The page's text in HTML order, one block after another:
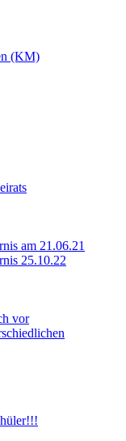
(KM)
am 21.06.21
25.10.22
vor